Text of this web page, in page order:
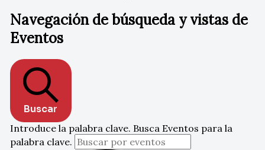
Navegación de búsqueda y vistas de
Eventos
Buscar
Introduce la palabra clave. Busca Eventos para la
palabra clave.